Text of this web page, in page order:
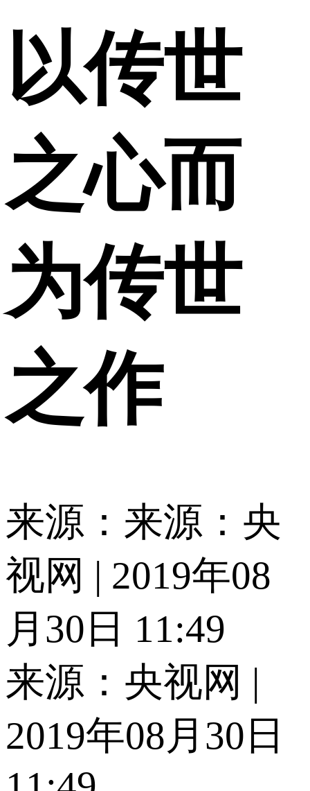
以传世
之心而
为传世
之作
来源：来源：央
视网 | 2019年08
月30日 11:49
来源：央视网 |
2019年08月30日